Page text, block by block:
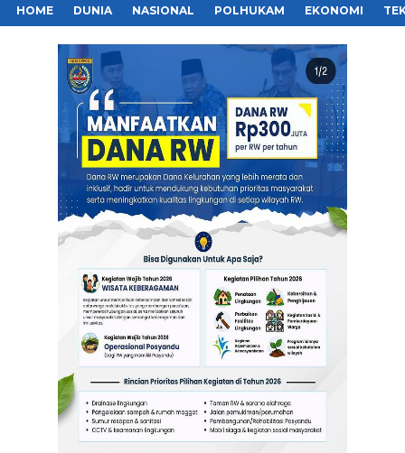
HOME DUNIA NASIONAL POLHUKAM EKONOMI